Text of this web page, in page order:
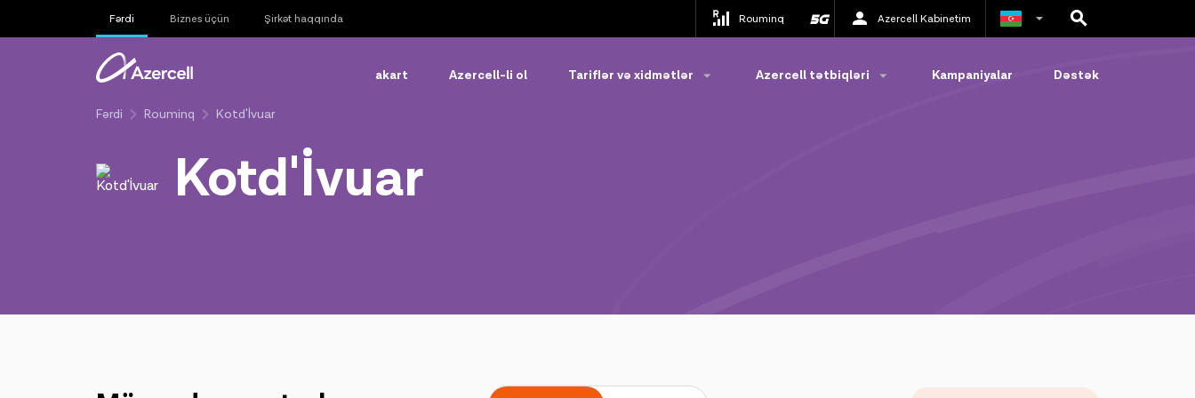
Fərdi Biznes üçün Şirkət haqqında Rouminq Azercell Kabinetim
akart Azercell-li ol Tariflər və xidmətlər Azercell tətbiqləri Kampaniyalar Dəstək
Fərdi Rouminq Kotd'İvuar
Kotd'İvuar